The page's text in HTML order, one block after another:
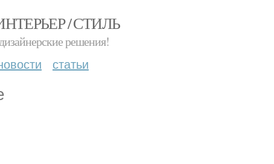
/ СТИЛЬ
решения!
статьи